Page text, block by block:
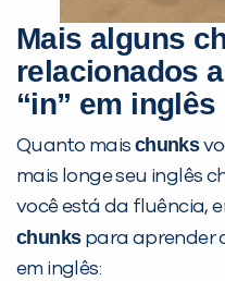
Mais alguns
relacionados
“in” em inglês
Quanto mais chunks
mais longe seu inglês
você está da fluência,
chunkspara aprender
em inglês: